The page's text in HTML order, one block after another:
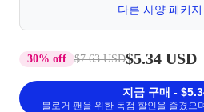
다른 사양 패키
30% off $7.63 USD$5.34 USD
지금 구매 -
블로거 팬을 위한 독점 할인을 즐겼으